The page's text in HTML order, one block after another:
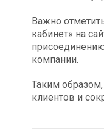
Важно
кабинет» на
компании.
Таким
клиентов и